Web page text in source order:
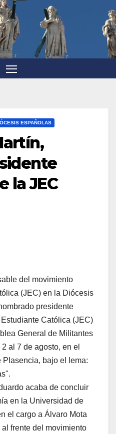
ESPAÑOLAS
la JEC
del movimiento
(JEC) en la Diócesis
presidente
Católica (JEC)
General de Militantes
al 7 de agosto, en el
bajo el lema:
acaba de concluir
en la Universidad de
el cargo a Álvaro Mota
frente del movimiento